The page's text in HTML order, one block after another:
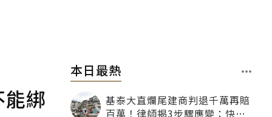
綁
本日最熱
基泰大直爛尾建商判退千萬再賠
百萬！律師揭3步驟應變：快通